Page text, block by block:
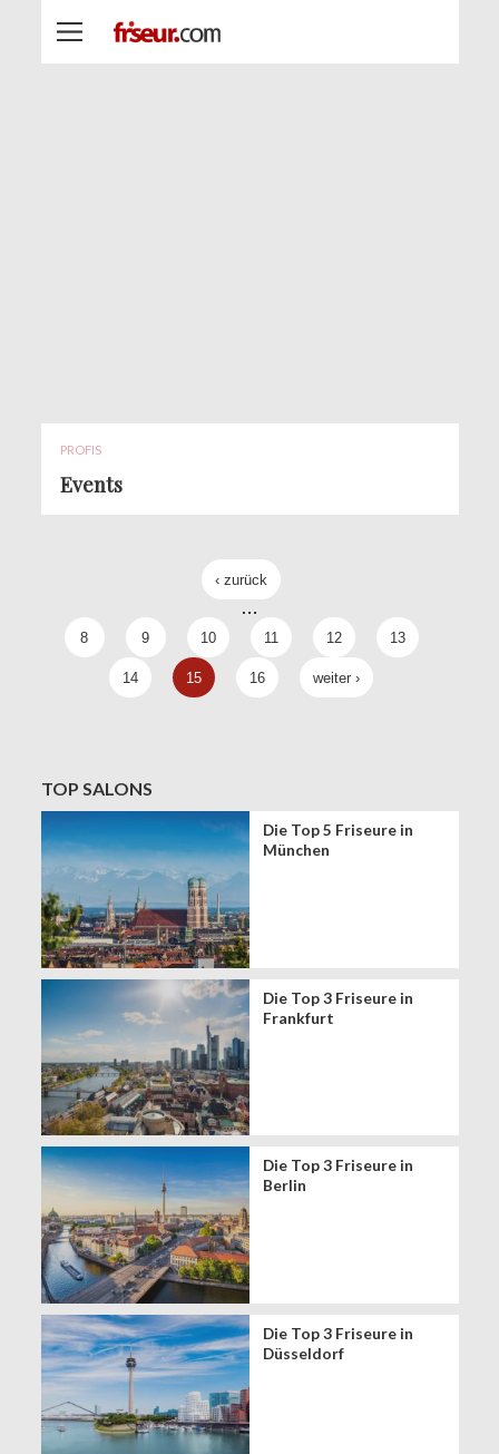
PROFIS
Events
‹ zurück
…
8 9 10 11 12 13
14 15 16 weiter ›
TOP SALONS
Die Top 5 Friseure in
München
Die Top 3 Friseure in
Frankfurt
Die Top 3 Friseure in
Berlin
Die Top 3 Friseure in
Düsseldorf